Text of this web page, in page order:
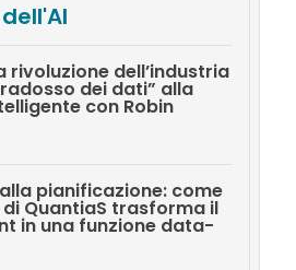
rivoluzione dell’industria
dei dati” alla
con Robin
pianificazione: come
di QuantiaS trasforma il
in una funzione data-